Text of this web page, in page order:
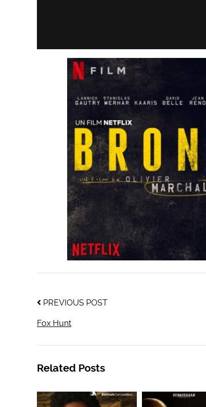
PREVIOUS POST
Fox Hunt
Related Posts